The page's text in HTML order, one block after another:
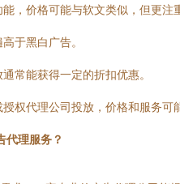
能，价格可能与软文类似，但更注
于黑白广告。
常能获得一定的折扣优惠。
授权代理公司投放，价格和服务可
代理服务？